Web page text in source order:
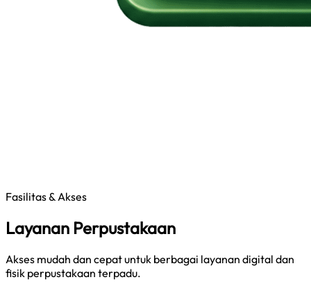
Fasilitas & Akses
Layanan Perpustakaan
Akses mudah dan cepat untuk berbagai layanan digital dan
fisik perpustakaan terpadu.